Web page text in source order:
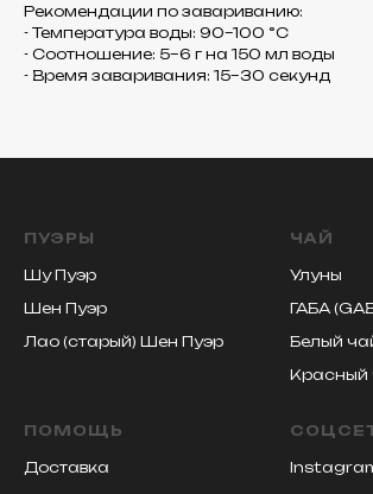
Рекомендации по завариванию:
- Температура воды: 90–100 °C
- Соотношение: 5–6 г на 150 мл воды
- Время заваривания: 15–30 секунд
ПУЭРЫ
Шу Пуэр
Шен Пуэр
Лао (старый) Шен Пуэр
ЧАЙ
Улуны
ГАБА
Белый
Красный
ПОМОЩЬ
Доставка